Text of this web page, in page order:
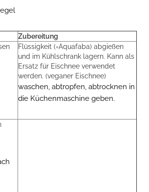
Zubereitung
Flüssigkeit (=Aquafaba) abgießen
und im Kühlschrank lagern. Kann als
Ersatz für Eischnee verwendet
werden. (veganer Eischnee)
waschen, abtropfen, abtrocknen in
die Küchenmaschine geben.